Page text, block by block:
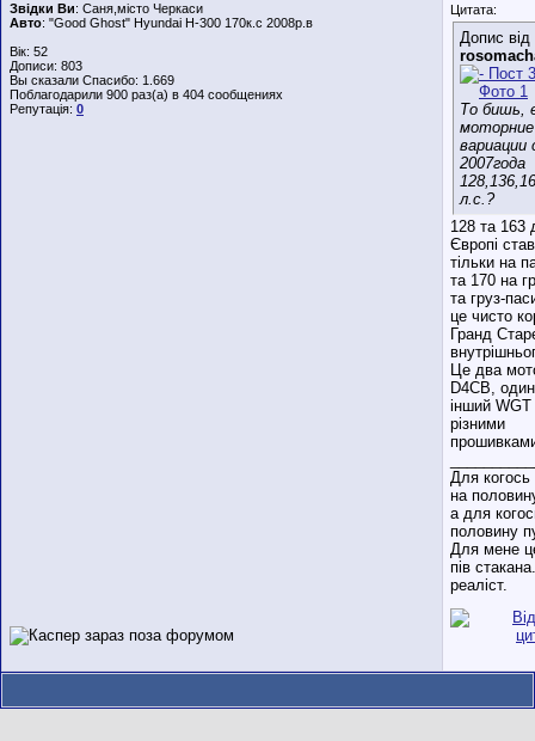
Звідки Ви: Саня,місто Черкаси
Авто: "Good Ghost" Hyundai H-300 170к.с 2008р.в
Вік: 52
Дописи: 803
Вы сказали Спасибо: 1.669
Поблагодарили 900 раз(а) в 404 сообщениях
Репутація: 0
Цитата:
Допис від
То бишь,
моторние
вариации
2007года
л.с.?
128 та 163
Європі
тільки на
та 170 на
та груз-
це чисто
Гранд
Це два
D4CB,
інший WGT
різними
Для когось
на
а для
половину
Для мене
пів
реаліст.